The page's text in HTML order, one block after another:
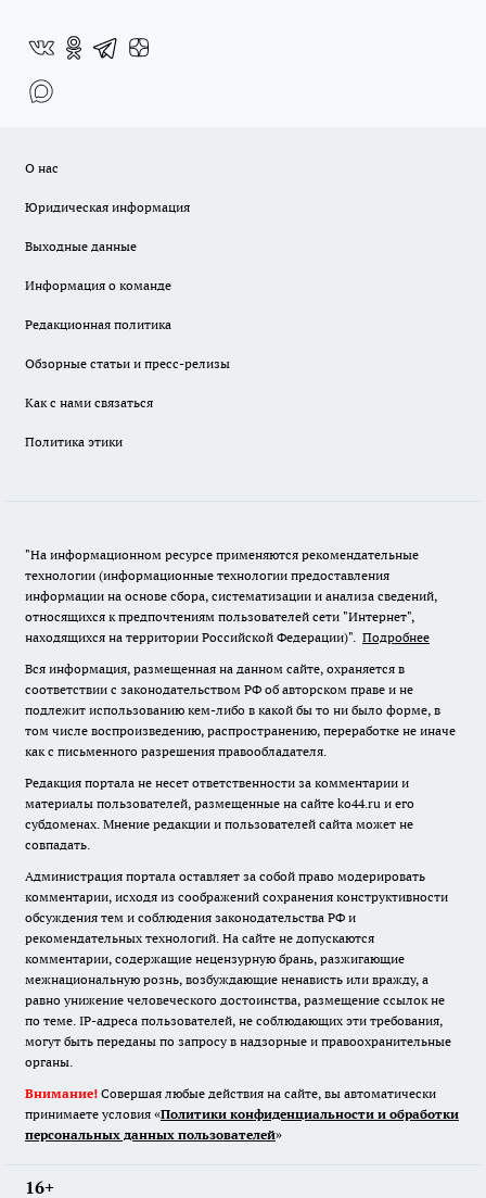
О нас
Юридическая информация
Выходные данные
Информация о команде
Редакционная политика
Обзорные статьи и пресс-релизы
Как с нами связаться
Политика этики
"На информационном ресурсе применяются рекомендательные
технологии (информационные технологии предоставления
информации на основе сбора, систематизации и анализа сведений,
относящихся к предпочтениям пользователей сети "Интернет",
находящихся на территории Российской Федерации)". Подробнее
Вся информация, размещенная на данном сайте, охраняется в
соответствии с законодательством РФ об авторском праве и не
подлежит использованию кем-либо в какой бы то ни было форме, в
том числе воспроизведению, распространению, переработке не иначе
как с письменного разрешения правообладателя.
Редакция портала не несет ответственности за комментарии и
материалы пользователей, размещенные на сайте ko44.ru и его
субдоменах. Мнение редакции и пользователей сайта может не
совпадать.
Администрация портала оставляет за собой право модерировать
комментарии, исходя из соображений сохранения конструктивности
обсуждения тем и соблюдения законодательства РФ и
рекомендательных технологий. На сайте не допускаются
комментарии, содержащие нецензурную брань, разжигающие
межнациональную рознь, возбуждающие ненависть или вражду, а
равно унижение человеческого достоинства, размещение ссылок не
по теме. IP-адреса пользователей, не соблюдающих эти требования,
могут быть переданы по запросу в надзорные и правоохранительные
органы.
Внимание! Совершая любые действия на сайте, вы автоматически
принимаете условия «Политики конфиденциальности и обработки
персональных данных пользователей»
16+